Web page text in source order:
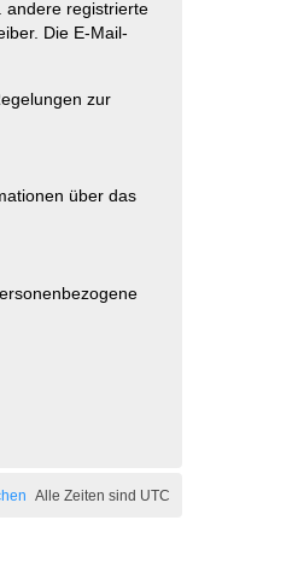
andere registrierte
Die E-Mail-
zur
über das
Alle Zeiten sind UTC